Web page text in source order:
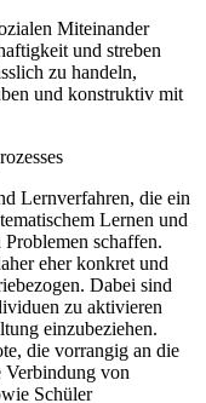
Miteinander
und streben
zu handeln,
und konstruktiv mit
Lernverfahren, die ein
Lernen und
schaffen.
eher konkret und
Dabei sind
zu aktivieren
einzubeziehen.
die vorrangig an die
Verbindung von
Schüler